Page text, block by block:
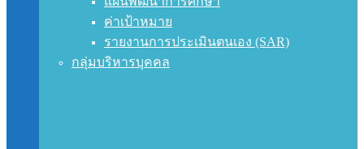
ค่าเป้าหมาย
รายงานการประเมินตนเอง (SAR)
กลุ่มบริหารบุคคล